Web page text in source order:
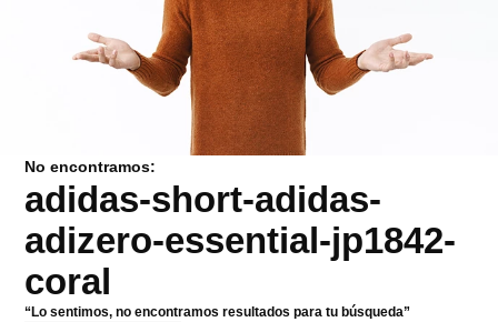
No encontramos:
adidas-short-adidas-
adizero-essential-jp1842-
coral
“Lo sentimos, no encontramos resultados para tu búsqueda”